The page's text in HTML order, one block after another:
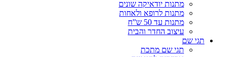
מתנות יודאיקה שונים
מתנות לרופא ולאחות
מתנות עד 50 ש”ח
עיצוב החדר והבית
תגי שם
תגי שם מתכת